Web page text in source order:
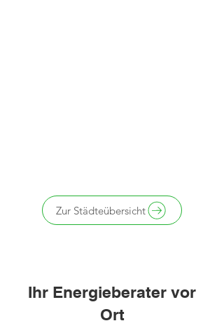
Zur Städteübersicht
Ihr Energieberater vor
Ort